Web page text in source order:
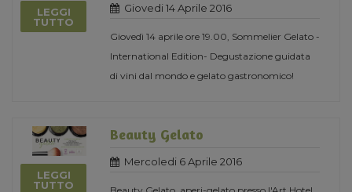
LEGGI
TUTTO
Giovedi 14 Aprile 2016
Giovedì 14 aprile ore 19.00, Sommelier Gelato -
International Edition- Degustazione guidata
di vini dal mondo e gelato gastronomico!
LEGGI
TUTTO
Beauty Gelato
Mercoledi 6 Aprile 2016